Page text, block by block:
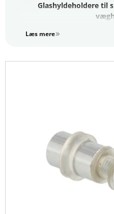
Glashyldeholdere til
Glashyldeholdere er en
køkkener og væghylder,
et vitrineskab eller mere
glashylder på væggen,
Mange vælger at
matchendehyldebærere
et ensartet og
Glashylder bruges også
Læs mere